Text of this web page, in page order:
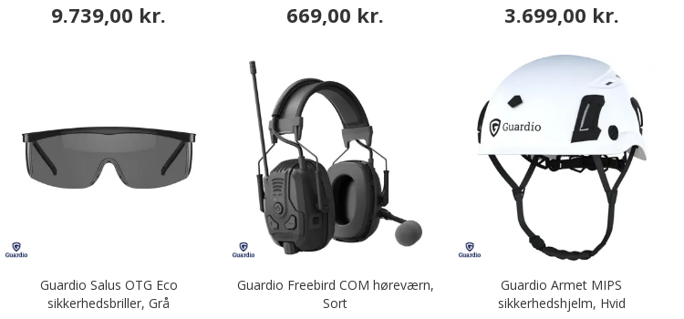
9.739,00 kr. 669,00 kr. 3.699,00 kr.
Guardio Salus OTG Eco
sikkerhedsbriller, Grå
Guardio Freebird COM høreværn,
Sort
Guardio Armet MIPS
sikkerhedshjelm, Hvid